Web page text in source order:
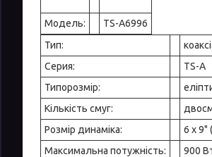
Модель:
TS-A6996
Тип:
Серия:
TS-A
Типорозмір:
Кількість смуг:
Розмір динаміка:
6 x 9"
Максимальна потужність:
900